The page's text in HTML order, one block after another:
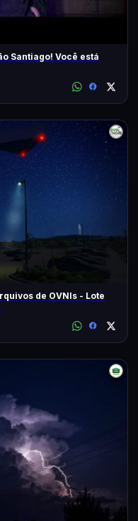
Santiago! Você está
de OVNIs - Lote